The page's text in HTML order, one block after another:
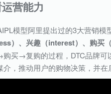
营能力
模型阿里提出过的3大营销
）、兴趣（interest）、购买
买→复购的过程，DTC品牌可
，推动用户的购物决策，并在